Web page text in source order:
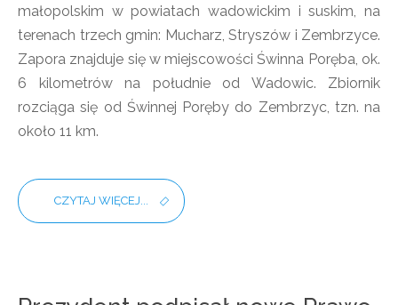
małopolskim w powiatach wadowickim i suskim, na
terenach trzech gmin: Mucharz, Stryszów i Zembrzyce.
Zapora znajduje się w miejscowości Świnna Poręba, ok.
6 kilometrów na południe od Wadowic. Zbiornik
rozciąga się od Świnnej Poręby do Zembrzyc, tzn. na
około 11 km.
CZYTAJ WIĘCEJ...